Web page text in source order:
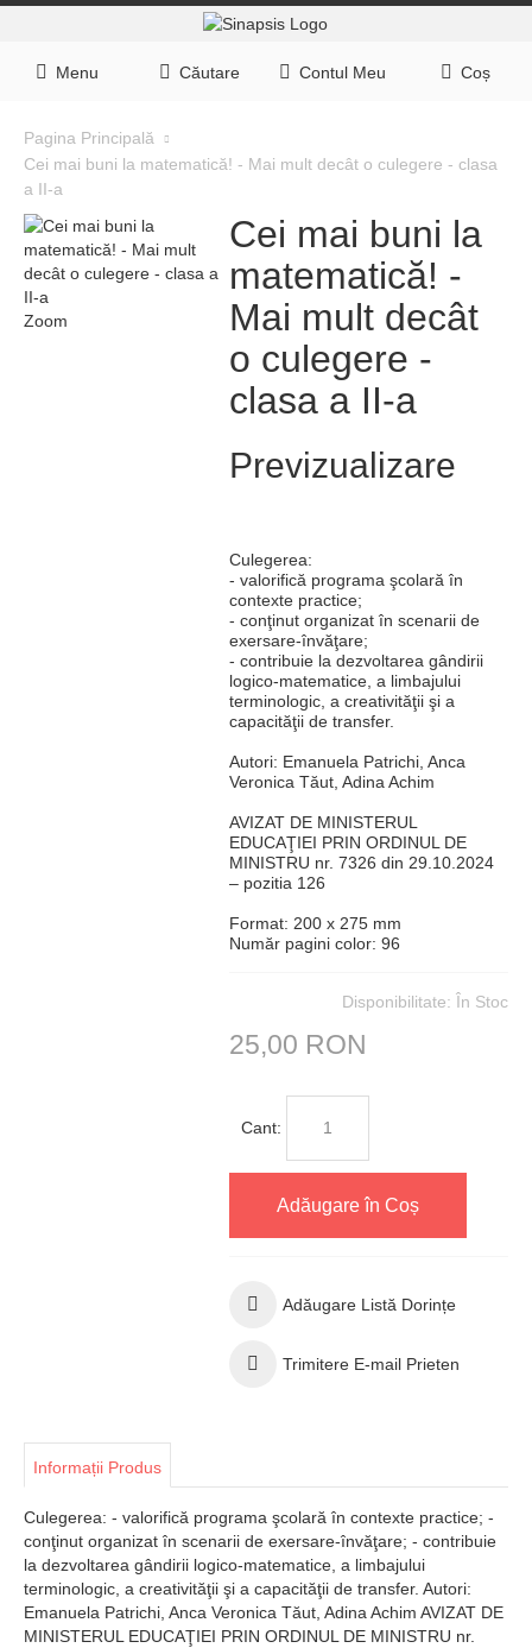
Menu Căutare Contul Meu Coș
Pagina Principală
Cei mai buni la matematică! - Mai mult decât o culegere - clasa
a II-a
Zoom
Cei mai buni la
matematică! -
Mai mult decât
o culegere -
clasa a II-a
Previzualizare
Culegerea:
- valorifică programa şcolară în
contexte practice;
- conţinut organizat în scenarii de
exersare-învăţare;
- contribuie la dezvoltarea gândirii
logico-matematice, a limbajului
terminologic, a creativităţii şi a
capacităţii de transfer.
Autori: Emanuela Patrichi, Anca
Veronica Tăut, Adina Achim
AVIZAT DE MINISTERUL
EDUCAŢIEI PRIN ORDINUL DE
MINISTRU nr. 7326 din 29.10.2024
– pozitia 126
Format: 200 x 275 mm
Număr pagini color: 96
Disponibilitate: În Stoc
25,00 RON
Cant:
Adăugare în Coș
Adăugare Listă Dorințe
Trimitere E-mail Prieten
Informații Produs
Culegerea: - valorifică programa şcolară în contexte practice; -
conţinut organizat în scenarii de exersare-învăţare; - contribuie
la dezvoltarea gândirii logico-matematice, a limbajului
terminologic, a creativităţii şi a capacităţii de transfer. Autori:
Emanuela Patrichi, Anca Veronica Tăut, Adina Achim AVIZAT DE
MINISTERUL EDUCAŢIEI PRIN ORDINUL DE MINISTRU nr.